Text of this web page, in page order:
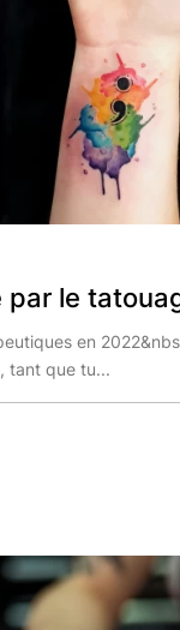
par le
en
tant que tu...